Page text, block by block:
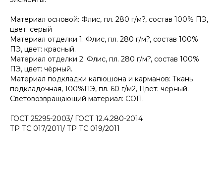
Материал основой: Флис, пл. 280 г/м?, состав 100% ПЭ,
цвет: серый
Материал отделки 1: Флис, пл. 280 г/м?, состав 100%
ПЭ, цвет: красный.
Материал отделки 2: Флис, пл. 280 г/м?, состав 100%
ПЭ, цвет: чёрный.
Материал подкладки капюшона и карманов: Ткань
подкладочная, 100%ПЭ, пл. 60 г/м2, Цвет: чёрный.
Световозвращающий материал: СОП.
ГОСТ 25295-2003/ ГОСТ 12.4.280-2014
ТР ТС 017/2011/ ТР ТС 019/2011